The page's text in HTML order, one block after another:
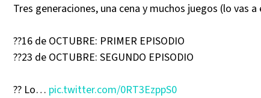
Tres generaciones, una cena y muchos juegos (lo vas
??16 de OCTUBRE: PRIMER EPISODIO
??23 de OCTUBRE: SEGUNDO EPISODIO
?? Lo… pic.twitter.com/0RT3EzppS0